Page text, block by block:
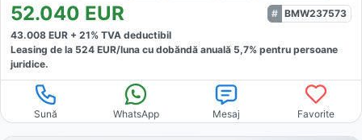
52.040 EUR
BMW237573
43.008 EUR + 21% TVA deductibil
Leasing de la 524 EUR/luna cu dobăndă anuală 5,7% pentru persoane
juridice.
Sună WhatsApp Mesaj Favorite